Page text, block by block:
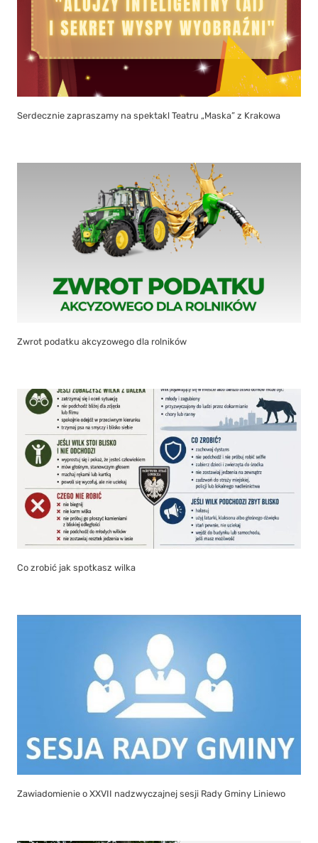
Serdecznie zapraszamy na spektakl Teatru „Maska” z Krakowa
Zwrot podatku akcyzowego dla rolników
Co zrobić jak spotkasz wilka
Zawiadomienie o XXVII nadzwyczajnej sesji Rady Gminy Liniewo